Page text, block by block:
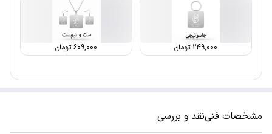
249,000 تومان 609,000تومان
مشخصات فنینقد و بررسی